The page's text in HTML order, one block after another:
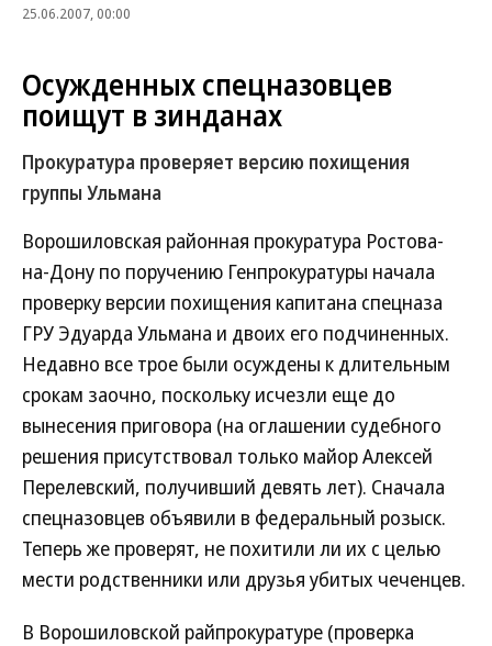
25.06.2007, 00:00
Осужденных спецназовцев
поищут в зинданах
Прокуратура проверяет версию похищения
группы Ульмана
Ворошиловская районная прокуратура Ростова-
на-Дону по поручению Генпрокуратуры начала
проверку версии похищения капитана спецназа
ГРУ Эдуарда Ульмана и двоих его подчиненных.
Недавно все трое были осуждены к длительным
срокам заочно, поскольку исчезли еще до
вынесения приговора (на оглашении судебного
решения присутствовал только майор Алексей
Перелевский, получивший девять лет). Сначала
спецназовцев объявили в федеральный розыск.
Теперь же проверят, не похитили ли их с целью
мести родственники или друзья убитых чеченцев.
В Ворошиловской райпрокуратуре (проверка